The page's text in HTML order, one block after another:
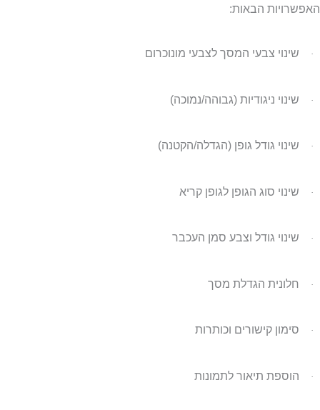
האפשרויות הבאות:
· שינוי צבעי המסך לצבעי מונוכרום
· שינוי ניגודיות (גבוהה/נמוכה)
· שינוי גודל גופן (הגדלה/הקטנה)
· שינוי סוג הגופן לגופן קריא
· שינוי גודל וצבע סמן העכבר
· חלונית הגדלת מסך
· סימון קישורים וכותרות
· הוספת תיאור לתמונות